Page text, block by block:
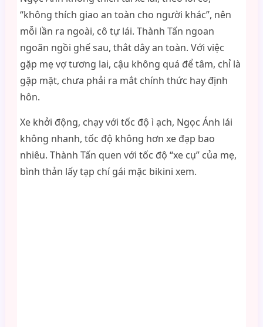
“không thích giao an toàn cho người khác”, nên
mỗi lần ra ngoài, cô tự lái. Thành Tấn ngoan
ngoãn ngồi ghế sau, thắt dây an toàn. Với việc
gặp mẹ vợ tương lai, cậu không quá để tâm, chỉ là
gặp mặt, chưa phải ra mắt chính thức hay định
hôn.
Xe khởi động, chạy với tốc độ ì ạch, Ngọc Ánh lái
không nhanh, tốc độ không hơn xe đạp bao
nhiêu. Thành Tấn quen với tốc độ “xe cụ” của mẹ,
bình thản lấy tạp chí gái mặc bikini xem.